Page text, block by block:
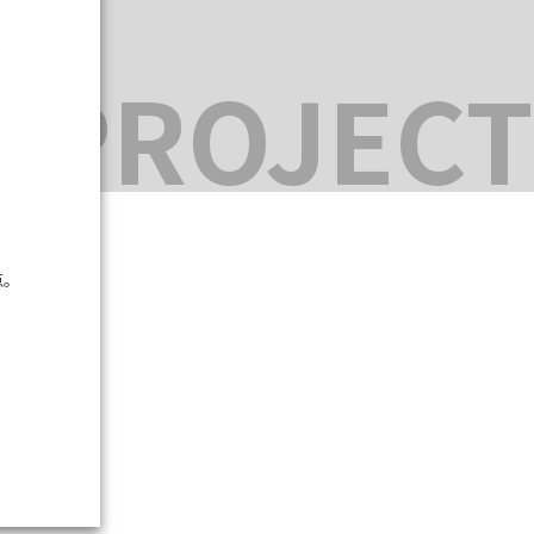
PROJECT